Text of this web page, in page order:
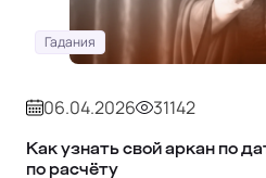
Гадания
06.04.2026 31142
Как узнать свой аркан по
по расчёту